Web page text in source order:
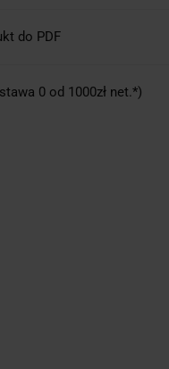
do PDF
0 od 1000zł net.*)